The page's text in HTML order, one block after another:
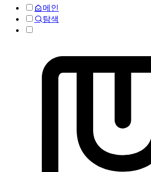
메인
탐색